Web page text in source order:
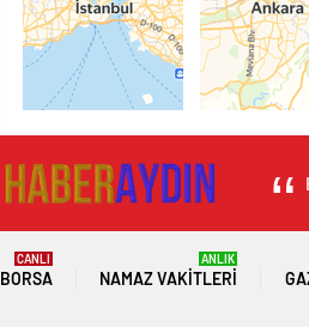
BORSA
CANLI
NAMAZ VAKITLERI
ANLIK